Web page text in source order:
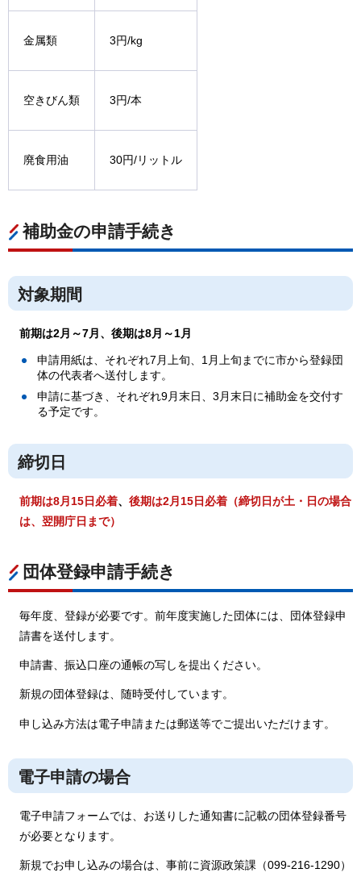
金属類 3円/kg
空きびん類 3円/本
廃食用油 30円/リットル
補助金の申請手続き
対象期間
前期は2月～7月、後期は8月～1月
申請用紙は、それぞれ7月上旬、1月上旬までに市から登録団
体の代表者へ送付します。
申請に基づき、それぞれ9月末日、3月末日に補助金を交付す
る予定です。
締切日
前期は8月15日必着、 後期は2月15日必着（締切日が土・日の場合
は、翌開庁日まで）
団体登録申請手続き
毎年度、登録が必要です。前年度実施した団体には、団体登録申
請書を送付します。
申請書、振込口座の通帳の写しを提出ください。
新規の団体登録は、随時受付しています。
申し込み方法は電子申請または郵送等でご提出いただけます。
電子申請の場合
電子申請フォームでは、お送りした通知書に記載の団体登録番号
が必要となります。
新規でお申し込みの場合は、事前に資源政策課（099-216-1290）